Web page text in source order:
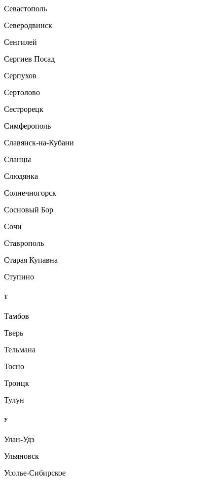
Севастополь
Северодвинск
Сенгилей
Сергиев Посад
Серпухов
Сертолово
Сестрорецк
Симферополь
Славянск-на-Кубани
Сланцы
Слюдянка
Солнечногорск
Сосновый Бор
Сочи
Ставрополь
Старая Купавна
Ступино
Т
Тамбов
Тверь
Тельмана
Тосно
Троицк
Тулун
У
Улан-Удэ
Ульяновск
Усолье-Сибирское